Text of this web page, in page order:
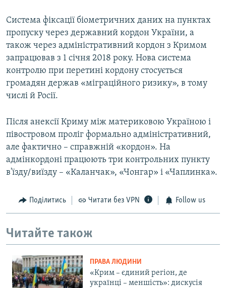
Система фіксації біометричних даних на пунктах
пропуску через державний кордон України, а
також через адміністративний кордон з Кримом
запрацював з 1 січня 2018 року. Нова система
контролю при перетині кордону стосується
громадян держав «міграційного ризику», в тому
числі й Росії.
Після анексії Криму між материковою Україною і
півостровом проліг формально адміністративний,
але фактично – справжній «кордон». На
адмінкордоні працюють три контрольних пункту
в'їзду/виїзду – «Каланчак», «Чонгар» і «Чаплинка».
Поділитись Читати без VPN Follow us
Читайте також
ПРАВА ЛЮДИНИ
«Крим – єдиний регіон, де
українці – меншість»: дискусія